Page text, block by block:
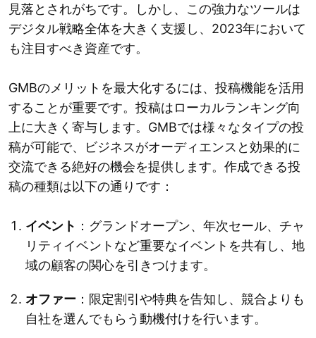
見落とされがちです。しかし、この強力なツールは
デジタル戦略全体を大きく支援し、2023年において
も注目すべき資産です。
GMBのメリットを最大化するには、投稿機能を活用
することが重要です。投稿はローカルランキング向
上に大きく寄与します。GMBでは様々なタイプの投
稿が可能で、ビジネスがオーディエンスと効果的に
交流できる絶好の機会を提供します。作成できる投
稿の種類は以下の通りです：
イベント ：グランドオープン、年次セール、チャ
リティイベントなど重要なイベントを共有し、地
域の顧客の関心を引きつけます。
オファー ：限定割引や特典を告知し、競合よりも
自社を選んでもらう動機付けを行います。